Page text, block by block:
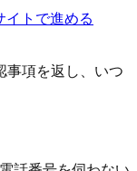
イトで進める
事項を返し、いつ